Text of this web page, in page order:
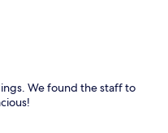
We found the staff to